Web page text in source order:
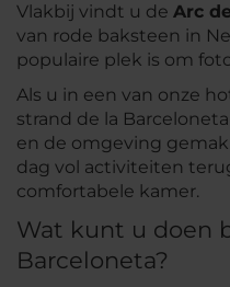
Vlakbij vindt u de Arc
van rode baksteen in
populaire plek is om
Als u in een van onze
strand de la
en de omgeving
dag vol activiteiten
comfortabele kamer.
Wat kunt u doen
Barceloneta?